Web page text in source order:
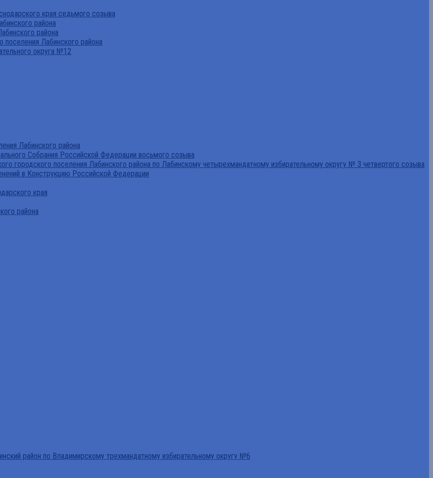
края седьмого созыва
района
района
Лабинского района
округа №12
Лабинского района
Собрания Российской Федерации восьмого созыва
городского поселения Лабинского района по Лабинскому четырехмандатному избирательному округу № 3 четвертого созыва
в Конструкцию Российской Федерации
края
района
район по Владимирскому трехмандатному избирательному округу №6